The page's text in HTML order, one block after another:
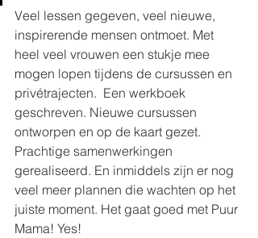
Veel lessen gegeven, veel nieuwe,
inspirerende mensen ontmoet. Met
heel veel vrouwen een stukje mee
mogen lopen tijdens de cursussen en
privétrajecten.  Een werkboek
geschreven. Nieuwe cursussen
ontworpen en op de kaart gezet.
Prachtige samenwerkingen
gerealiseerd. En inmiddels zijn er nog
veel meer plannen die wachten op het
juiste moment. Het gaat goed met Puur
Mama! Yes!